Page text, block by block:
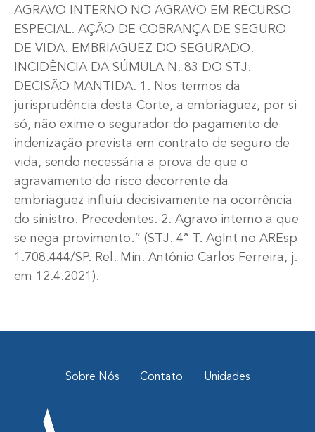
AGRAVO INTERNO NO AGRAVO EM RECURSO
ESPECIAL. AÇÃO DE COBRANÇA DE SEGURO
DE VIDA. EMBRIAGUEZ DO SEGURADO.
INCIDÊNCIA DA SÚMULA N. 83 DO STJ.
DECISÃO MANTIDA. 1. Nos termos da
jurisprudência desta Corte, a embriaguez, por si
só, não exime o segurador do pagamento de
indenização prevista em contrato de seguro de
vida, sendo necessária a prova de que o
agravamento do risco decorrente da
embriaguez influiu decisivamente na ocorrência
do sinistro. Precedentes. 2. Agravo interno a que
se nega provimento.” (STJ. 4ª T. AgInt no AREsp
1.708.444/SP. Rel. Min. Antônio Carlos Ferreira, j.
em 12.4.2021).
Sobre Nós Contato Unidades